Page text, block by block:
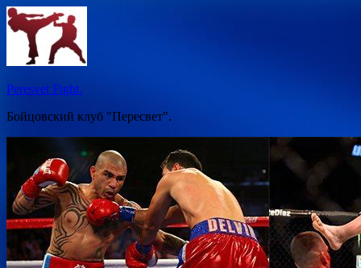
Перейти
к
содержимому
Peresvet Fight.
Бойцовский клуб "Пересвет".